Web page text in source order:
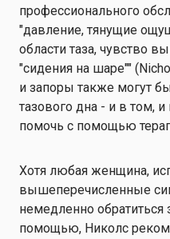
профессионального
"давление, тянущие
области таза, чувство
"сидения на шаре""
и запоры также могут
тазового дна - и в том,
помочь с помощью
Хотя любая женщина,
вышеперечисленные
немедленно обратиться
помощью, Николс